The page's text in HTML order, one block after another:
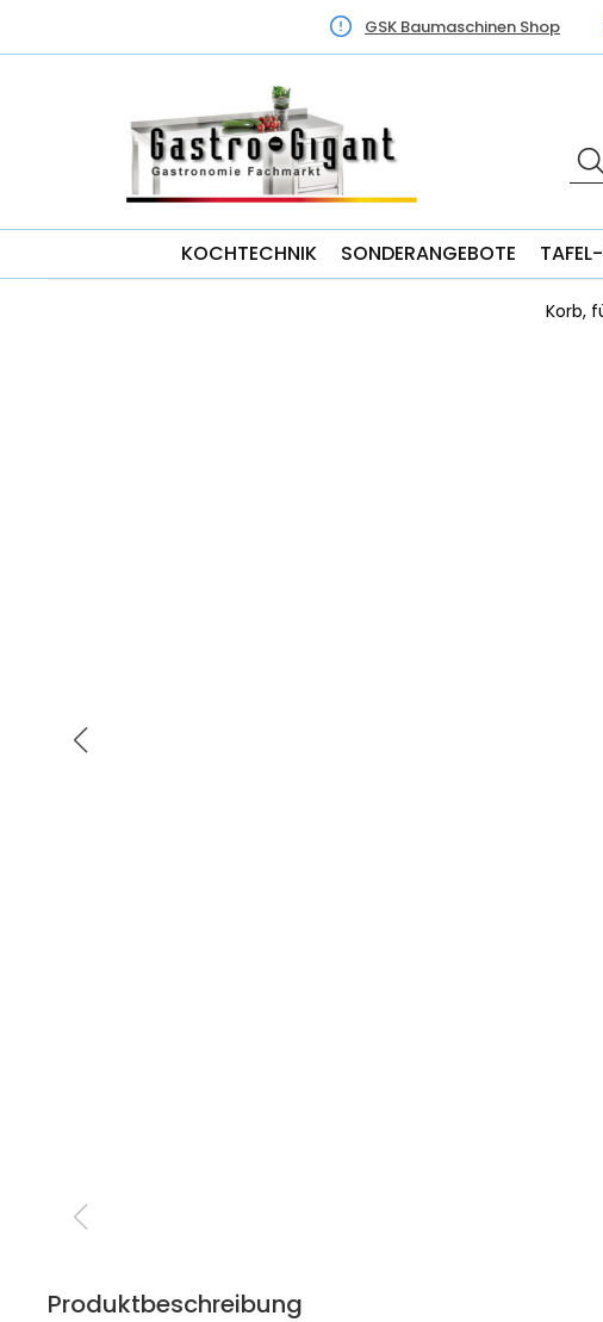
GSK Baumaschinen Shop
KOCHTECHNIK SONDERANGEBOTE
Korb,
Produktbeschreibung